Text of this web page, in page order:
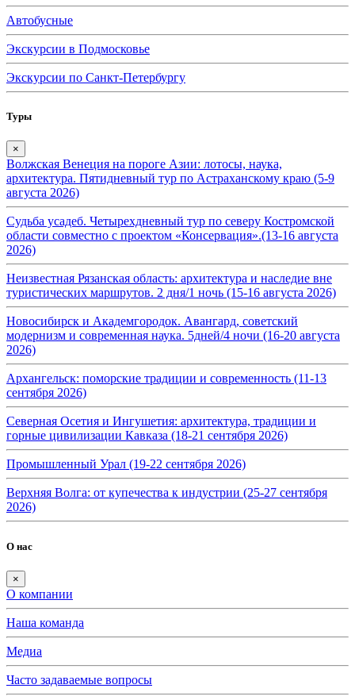
Автобусные
Экскурсии в Подмосковье
Экскурсии по Санкт-Петербургу
Туры
×
Волжская Венеция на пороге Азии: лотосы, наука,
архитектура. Пятидневный тур по Астраханскому краю (5-9
августа 2026)
Судьба усадеб. Четырехдневный тур по северу Костромской
области совместно с проектом «Консервация».(13-16 августа
2026)
Неизвестная Рязанская область: архитектура и наследие вне
туристических маршрутов. 2 дня/1 ночь (15-16 августа 2026)
Новосибирск и Академгородок. Авангард, советский
модернизм и современная наука. 5дней/4 ночи (16-20 августа
2026)
Архангельск: поморские традиции и современность (11-13
сентября 2026)
Северная Осетия и Ингушетия: архитектура, традиции и
горные цивилизации Кавказа (18-21 сентября 2026)
Промышленный Урал (19-22 сентября 2026)
Верхняя Волга: от купечества к индустрии (25-27 сентября
2026)
О нас
×
О компании
Наша команда
Медиа
Часто задаваемые вопросы